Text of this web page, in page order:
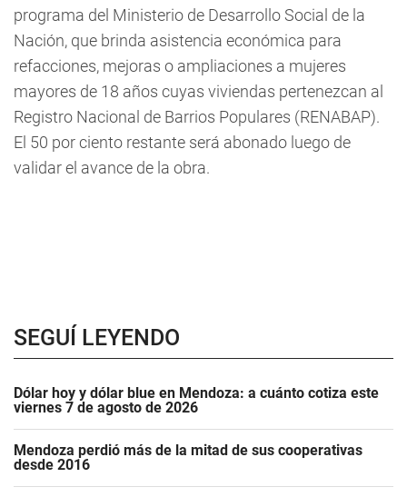
programa del Ministerio de Desarrollo Social de la
Nación, que brinda asistencia económica para
refacciones, mejoras o ampliaciones a mujeres
mayores de 18 años cuyas viviendas pertenezcan al
Registro Nacional de Barrios Populares (RENABAP).
El 50 por ciento restante será abonado luego de
validar el avance de la obra.
SEGUÍ LEYENDO
Dólar hoy y dólar blue en Mendoza: a cuánto cotiza este
viernes 7 de agosto de 2026
Mendoza perdió más de la mitad de sus cooperativas
desde 2016